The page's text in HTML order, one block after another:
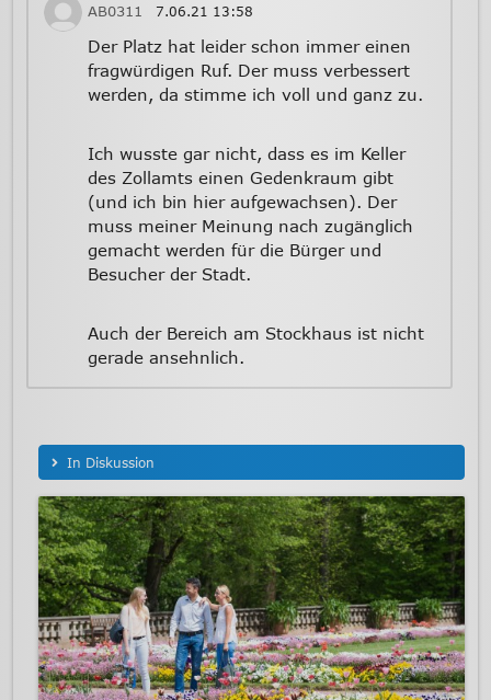
AB0311 7.06.21 13:58
Der Platz hat leider schon immer einen
fragwürdigen Ruf. Der muss verbessert
werden, da stimme ich voll und ganz zu.
Ich wusste gar nicht, dass es im Keller
des Zollamts einen Gedenkraum gibt
(und ich bin hier aufgewachsen). Der
muss meiner Meinung nach zugänglich
gemacht werden für die Bürger und
Besucher der Stadt.
Auch der Bereich am Stockhaus ist nicht
gerade ansehnlich.
In Diskussion